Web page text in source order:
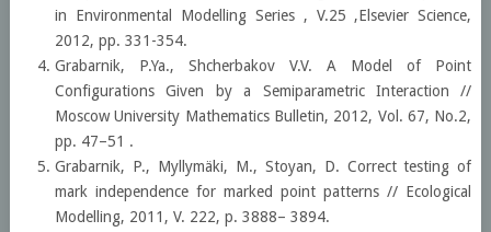
in Environmental Modelling Series , V.25 ,Elsevier Science,
2012, pp. 331-354.
Grabarnik, P.Ya., Shcherbakov V.V. A Model of Point
Configurations Given by a Semiparametric Interaction //
Moscow University Mathematics Bulletin, 2012, Vol. 67, No.2,
pp. 47–51 .
Grabarnik, P., Myllymäki, M., Stoyan, D. Correct testing of
mark independence for marked point patterns // Ecological
Modelling, 2011, V. 222, p. 3888– 3894.